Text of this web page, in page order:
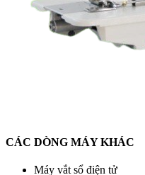
CÁC DÒNG MÁY KHÁC
Máy vắt sổ điện tử